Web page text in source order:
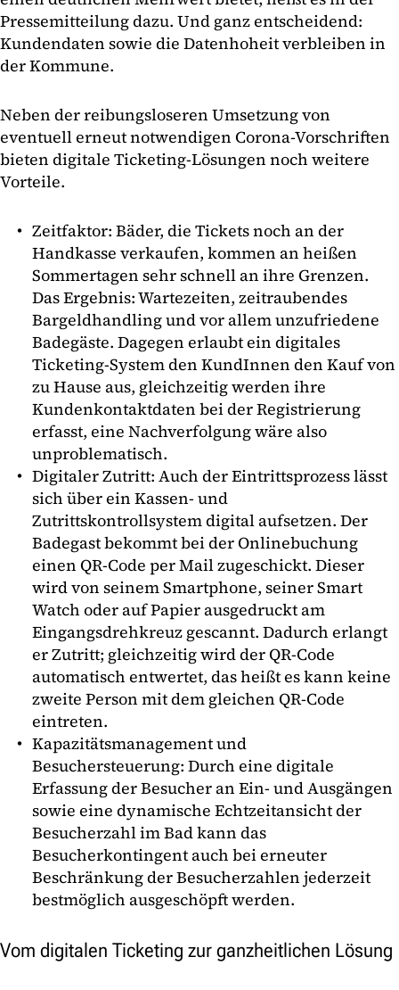
Pressemitteilung dazu. Und ganz entscheidend:
Kundendaten sowie die Datenhoheit verbleiben in
der Kommune.
Neben der reibungsloseren Umsetzung von
eventuell erneut notwendigen Corona-Vorschriften
bieten digitale Ticketing-Lösungen noch weitere
Vorteile.
Zeitfaktor: Bäder, die Tickets noch an der
Handkasse verkaufen, kommen an heißen
Sommertagen sehr schnell an ihre Grenzen.
Das Ergebnis: Wartezeiten, zeitraubendes
Bargeldhandling und vor allem unzufriedene
Badegäste. Dagegen erlaubt ein digitales
Ticketing-System den KundInnen den Kauf von
zu Hause aus, gleichzeitig werden ihre
Kundenkontaktdaten bei der Registrierung
erfasst, eine Nachverfolgung wäre also
unproblematisch.
Digitaler Zutritt: Auch der Eintrittsprozess lässt
sich über ein Kassen- und
Zutrittskontrollsystem digital aufsetzen. Der
Badegast bekommt bei der Onlinebuchung
einen QR-Code per Mail zugeschickt. Dieser
wird von seinem Smartphone, seiner Smart
Watch oder auf Papier ausgedruckt am
Eingangsdrehkreuz gescannt. Dadurch erlangt
er Zutritt; gleichzeitig wird der QR-Code
automatisch entwertet, das heißt es kann keine
zweite Person mit dem gleichen QR-Code
eintreten.
Kapazitätsmanagement und
Besuchersteuerung: Durch eine digitale
Erfassung der Besucher an Ein- und Ausgängen
sowie eine dynamische Echtzeitansicht der
Besucherzahl im Bad kann das
Besucherkontingent auch bei erneuter
Beschränkung der Besucherzahlen jederzeit
bestmöglich ausgeschöpft werden.
Vom digitalen Ticketing zur ganzheitlichen Lösung